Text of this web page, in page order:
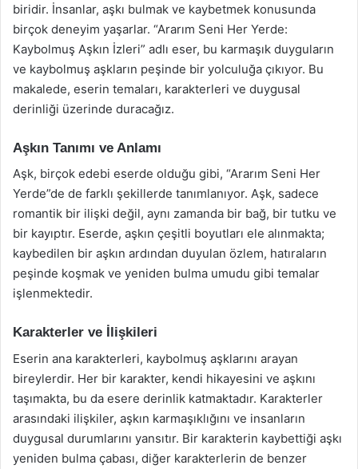
biridir. İnsanlar, aşkı bulmak ve kaybetmek konusunda
birçok deneyim yaşarlar. “Ararım Seni Her Yerde:
Kaybolmuş Aşkın İzleri” adlı eser, bu karmaşık duyguların
ve kaybolmuş aşkların peşinde bir yolculuğa çıkıyor. Bu
makalede, eserin temaları, karakterleri ve duygusal
derinliği üzerinde duracağız.
Aşkın Tanımı ve Anlamı
Aşk, birçok edebi eserde olduğu gibi, “Ararım Seni Her
Yerde”de de farklı şekillerde tanımlanıyor. Aşk, sadece
romantik bir ilişki değil, aynı zamanda bir bağ, bir tutku ve
bir kayıptır. Eserde, aşkın çeşitli boyutları ele alınmakta;
kaybedilen bir aşkın ardından duyulan özlem, hatıraların
peşinde koşmak ve yeniden bulma umudu gibi temalar
işlenmektedir.
Karakterler ve İlişkileri
Eserin ana karakterleri, kaybolmuş aşklarını arayan
bireylerdir. Her bir karakter, kendi hikayesini ve aşkını
taşımakta, bu da esere derinlik katmaktadır. Karakterler
arasındaki ilişkiler, aşkın karmaşıklığını ve insanların
duygusal durumlarını yansıtır. Bir karakterin kaybettiği aşkı
yeniden bulma çabası, diğer karakterlerin de benzer